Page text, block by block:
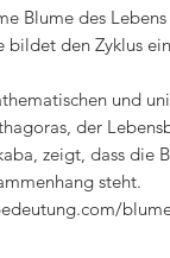
Blume des
bildet den Zyklus
und
der
zeigt, dass die
steht.